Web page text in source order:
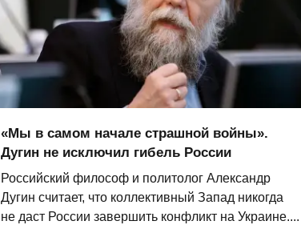
«Мы в самом начале страшной войны».
Дугин не исключил гибель России
Российский философ и политолог Александр
Дугин считает, что коллективный Запад никогда
не даст России завершить конфликт на Украине....